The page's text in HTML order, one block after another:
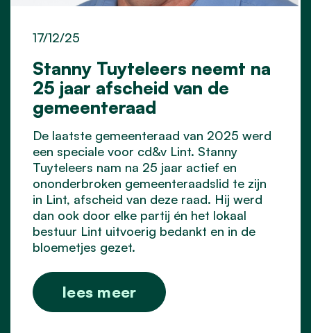
Stanny Tuyteleers neemt na
25 jaar afscheid van de
gemeenteraad
17/12/25
De laatste gemeenteraad van 2025 werd
een speciale voor cd&v Lint. Stanny
Tuyteleers nam na 25 jaar actief en
ononderbroken gemeenteraadslid te zijn
in Lint, afscheid van deze raad. Hij werd
dan ook door elke partij én het lokaal
bestuur Lint uitvoerig bedankt en in de
bloemetjes gezet.
lees meer